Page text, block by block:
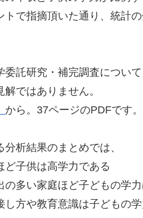
トで指摘頂いた通り、統計
委託研究・補完調査につい
ではありません。
から。37ページのPDFです。
析結果のまとめでは、
ど子供は高学力である
の多い家庭ほど子どもの学力
し方や教育意識は子どもの